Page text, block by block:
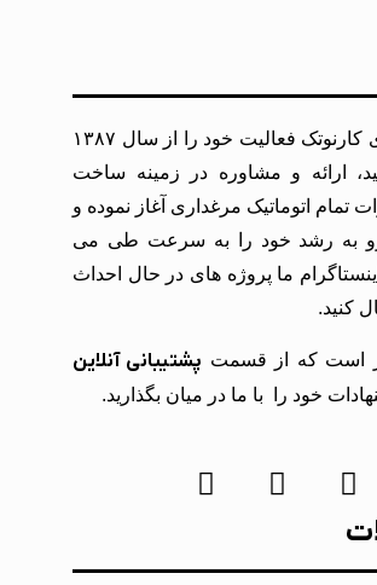
شرکت تولیدی کارنوتک فعالیت خود را از سال ۱۳۸۷
ارائه و مشاوره در زمینه ساخت
تمام اتوماتیک مرغداری آغاز نموده و
رو به رشد خود را به سرعت طی می
ما پروژه های در حال احداث
کنید.
است که از قسمت پشتیبانی آنلاین
خود را با ما در میان بگذارید.